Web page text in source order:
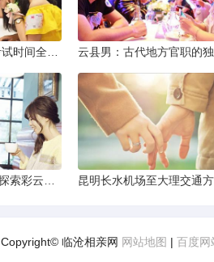
Copyright© 临沧相亲网 网站地图 | 百度网